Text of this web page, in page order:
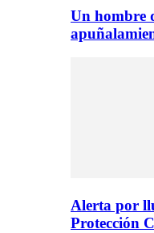
Un hombre
Alerta por
Protección